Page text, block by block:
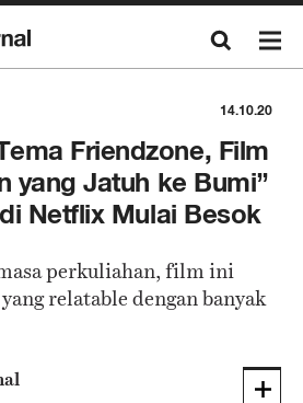
14.10.20
Friendzone, Film
yang Jatuh ke Bumi”
Netflix Mulai Besok
perkuliahan, film ini
relatable dengan banyak